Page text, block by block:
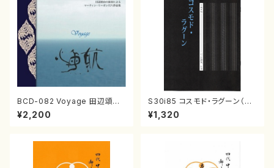
BCD-082 Voyage 田辺頌山
の演奏によるマーティン・リーガ
ン尺八作品集（田辺頌山/マーテ
¥2,200
S30i85 コスモド・ラグーン（箏
2，17，三，尺/沢井比河流/楽譜）
¥1,320